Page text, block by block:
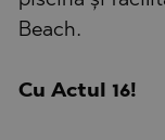
Beach.
Cu Actul 16!